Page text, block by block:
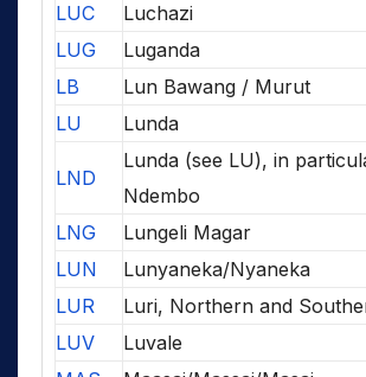
LUC
Luchazi
LUG
Luganda
LB
Lun Bawang / Murut
LU
Lunda
LND
Lunda (see LU), in
Ndembo
LNG
Lungeli Magar
LUN
Lunyaneka/Nyaneka
LUR
Luri, Northern and
LUV
Luvale